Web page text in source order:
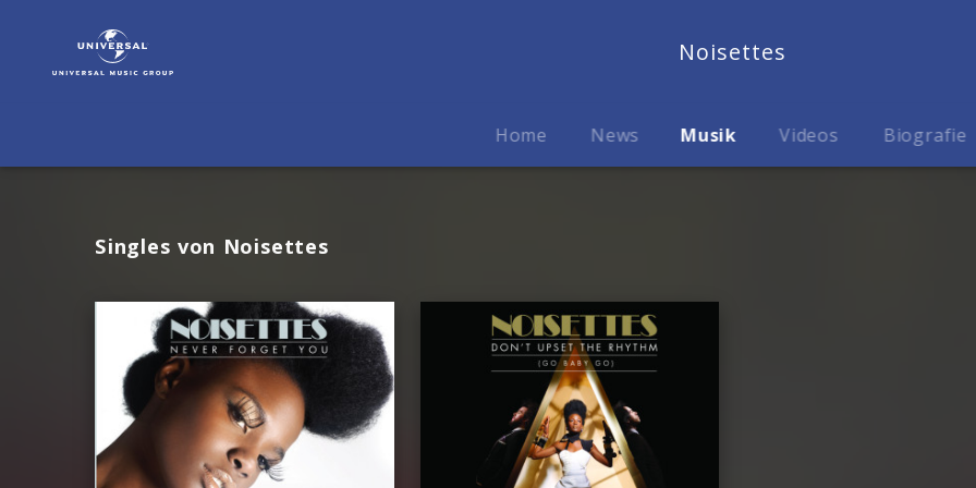
Musik
Noisettes
Home News Musik Videos Biografie
Singles von Noisettes